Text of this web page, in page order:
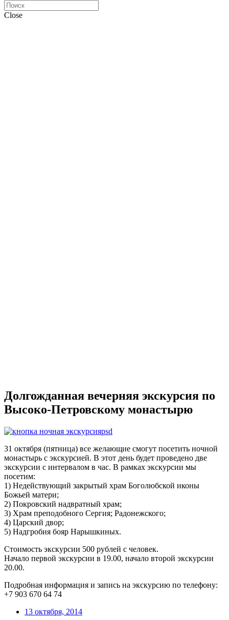
Close
Долгожданная вечерняя экскурсия по
Высоко-Петровскому монастырю
31 октября (пятница) все желающие смогут посетить ночной
монастырь с экскурсией. В этот день будет проведено две
экскурсии с интервалом в час. В рамках экскурсии мы
посетим:
1) Недействующий закрытый храм Боголюбской иконы
Божьей матери;
2) Покровский надвратный храм;
3) Храм преподобного Сергия; Радонежского;
4) Царский двор;
5) Надгробия бояр Нарышкиных.
Стоимость экскурсии 500 рублей с человек.
Начало первой экскурсии в 19.00, начало второй экскурсии
20.00.
Подробная информация и запись на экскурсию по телефону:
+7 903 670 64 74
13 октября, 2014